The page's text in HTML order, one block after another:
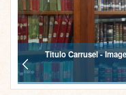
Titulo Carrusel -